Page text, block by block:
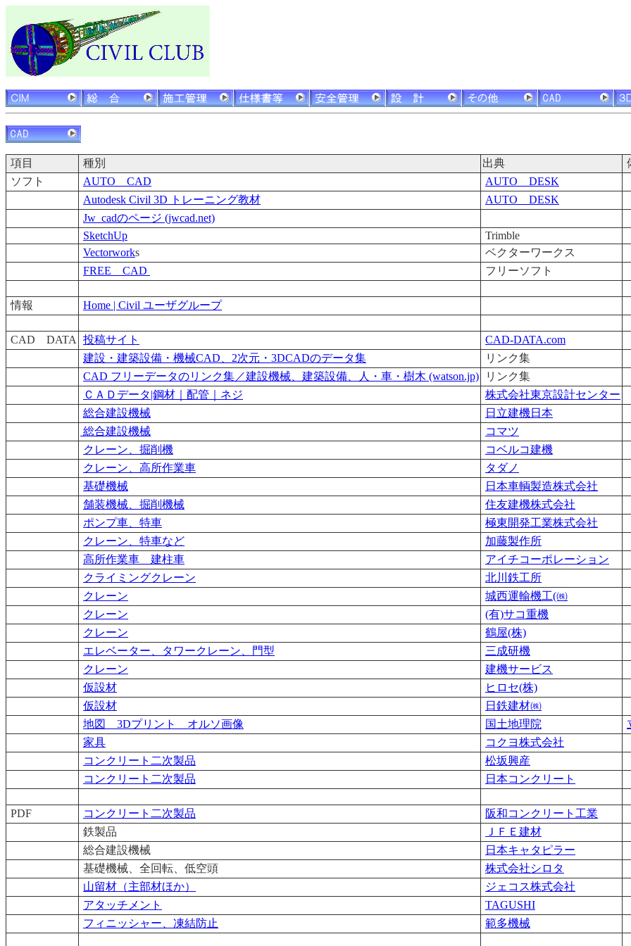
項目 種別 出典
ソフト
AUTO CAD
AUTO DESK
Autodesk Civil 3D トレーニング教材
AUTO DESK
Jw_cadのページ (jwcad.net)
SketchUp
Trimble
Vectorworks
ベクターワークス
FREE CAD
フリーソフト
情報 Home | Civil ユーザグループ
CAD DATA 投稿サイト
CAD-DATA.com
建設・建築設備・機械CAD、2次元・3DCADのデータ集
リンク集
CAD フリーデータのリンク集／建設機械、建築設備、人・車・樹木 (watson.jp)
リンク集
ＣＡＤデータ|鋼材｜配管｜ネジ
株式会社東京設計センター
総合建設機械
日立建機日本
総合建設機械
コマツ
クレーン、掘削機
コベルコ建機
クレーン、高所作業車
タダノ
基礎機械
日本車輌製造株式会社
舗装機械、掘削機械
住友建機株式会社
ポンプ車、特車
極東開発工業株式会社
クレーン、特車など
加藤製作所
高所作業車 建柱車
アイチコーポレーション
クライミングクレーン
北川鉄工所
クレーン
城西運輸機工(㈱
クレーン
(有)サコ重機
クレーン
鶴屋(株)
エレベーター、タワークレーン、門型
三成研機
クレーン
建機サービス
仮設材
ヒロセ(株)
仮設材
日鉄建材㈱
地図 3Dプリント オルソ画像
国土地理院
家具
コクヨ株式会社
コンクリート二次製品
松坂興産
コンクリート二次製品
日本コンクリート
PDF コンクリート二次製品
阪和コンクリート工業
鉄製品
ＪＦＥ建材
総合建設機械
日本キャタピラー
基礎機械、全回転、低空頭
株式会社シロタ
山留材（主部材ほか）
ジェコス株式会社
アタッチメント
TAGUSHI
フィニッシャー、凍結防止
範多機械